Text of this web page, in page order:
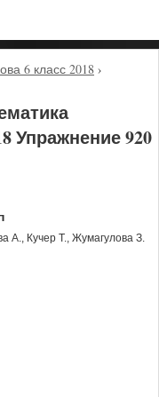
6 класс 2018 ›
Упражнение 920
А., Кучер Т., Жумагулова З.